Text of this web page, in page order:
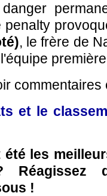
, le frère de
commentaires
et le
les
Réagissez
!